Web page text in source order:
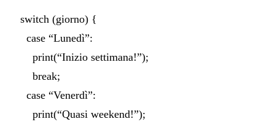
switch (giorno) {
case “Lunedì”:
print(“Inizio settimana!”);
break;
case “Venerdì”:
print(“Quasi weekend!”);